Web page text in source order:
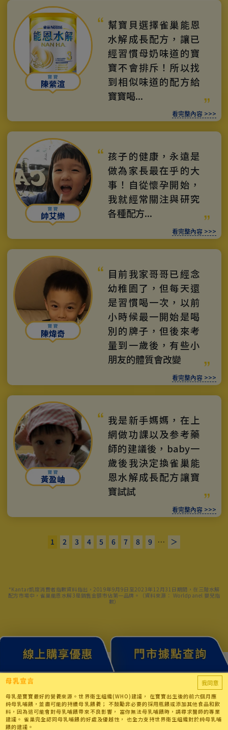
陳縈渲
幫寶貝選擇雀巢能恩
水解成長配方，讓已
經習慣母奶味道的寶
寶不會排斥！所以找
到相似味道的配方給
寶寶喝...
看完整內容 >>>
帥艾樂
孩子的健康，永遠是
做為家長最在乎的大
事！自從懷孕開始，
我就經常關注與研究
各種配方...
看完整內容 >>>
陳煒奇
目前我家哥哥已經念
幼稚園了，但每天還
是習慣喝一次，以前
小時候最一開始是喝
別的牌子，但後來考
量到一歲後，有些小
朋友的體質會改變
看完整內容 >>>
黃盈岫
我是新手媽媽，在上
網做功課以及参考藥
師的建議後，baby一
歲後我決定換雀巢能
恩水解成長配方讓寶
寶試試
看完整內容 >>>
1 2 3 4 5 6 7 8 9 … ＞
*Kantar凱度消費者指數資料指出，2019年9月9日至2023年12月31日期間，在三階水解
配方市場中，雀巢能恩水解3是銷售金額市佔第一品牌。（資料來源： Worldpanel 嬰兒指
數）
母乳是寶寶最好的營養來源。世界衛生組織(WHO)建議， 在寶寶出生後的前六個月應
純母乳哺餵，並盡可能的持續母乳餵養； 不鼓勵非必要的採用瓶餵或添加其他食品和飲
料，因為這可能會對母乳哺餵帶來不良影響， 當你無法母乳哺餵時，請尋求醫師的專業
建議。 雀巢完全認同母乳哺餵的好處及優越性， 也全力支持世界衛生組織對於純母乳哺
餵的建議。
我同意